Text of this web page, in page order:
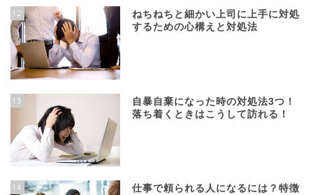
12
ねちねちと細かい上司に上手に対処
するための心構えと対処法
13
自暴自棄になった時の対処法3つ！
落ち着くときはこうして訪れる！
14
仕事で頼られる人になるには？特徴